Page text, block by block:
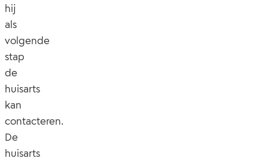
hij
als
volgende
stap
de
huisarts
kan
contacteren.
De
huisarts